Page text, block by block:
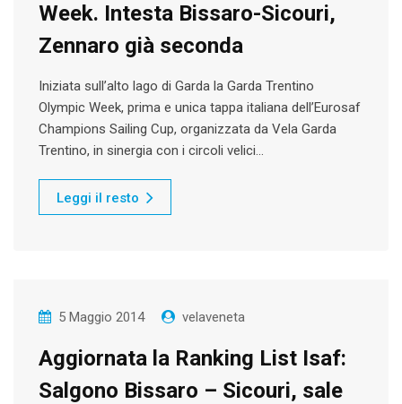
Week. Intesta Bissaro-Sicouri,
Zennaro già seconda
Iniziata sull’alto lago di Garda la Garda Trentino
Olympic Week, prima e unica tappa italiana dell’Eurosaf
Champions Sailing Cup, organizzata da Vela Garda
Trentino, in sinergia con i circoli velici…
Leggi il resto
5 Maggio 2014 velaveneta
Aggiornata la Ranking List Isaf:
Salgono Bissaro – Sicouri, sale